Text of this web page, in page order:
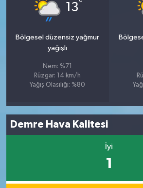
13°
Bölgesel düzensiz yağmur
yağışlı
Nem: %71
Rüzgar: 14 km/h
Yağış Olasılığı: %80
Demre Hava Kalitesi
İyi
1